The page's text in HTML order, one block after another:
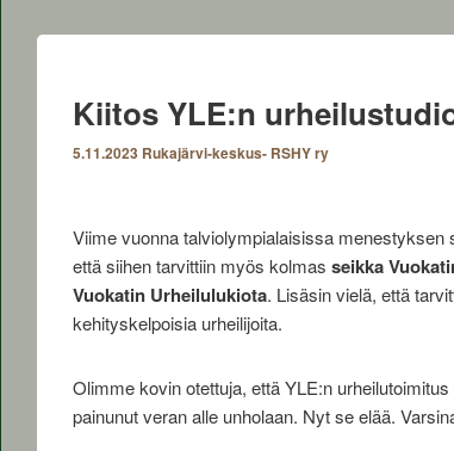
Kiitos YLE:n
5.11.2023 Rukajärvi-keskus- RSHY ry
Viime vuonna talviolympialaisissa menestyksen
että siihen tarvittiin myös kolmas seikka
Vuokatin Urheilulukiota. Lisäsin vielä, että
kehityskelpoisia urheilijoita.
Olimme kovin otettuja, että YLE:n
painunut veran alle unholaan. Nyt se elää.